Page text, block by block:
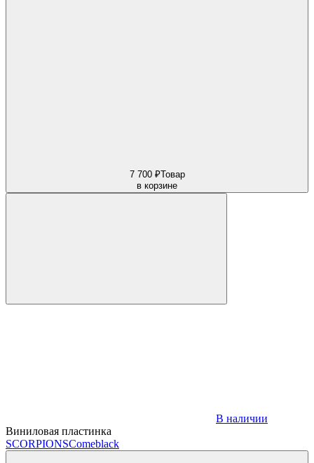
7 700 ₽Товар
в корзине
В наличии
Виниловая пластинка
SCORPIONSComeblack